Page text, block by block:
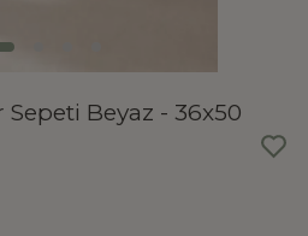
Sepeti Beyaz - 36x50